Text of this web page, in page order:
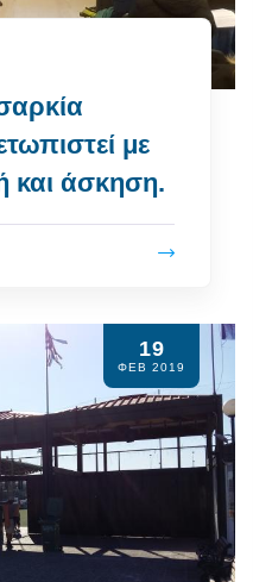
με
και άσκηση.
19
ΦΕΒ 2019